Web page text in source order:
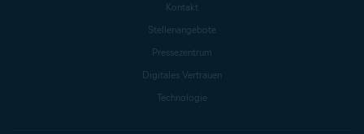
Kontakt
Stellenangebote
Pressezentrum
Digitales Vertrauen
Technologie